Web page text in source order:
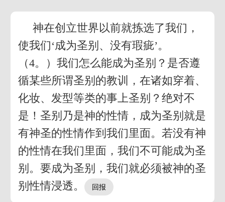
神在创立世界以前就拣选了我们，
使我们‘成为圣别、没有瑕疵’。
（4。）我们怎么能成为圣别？是否遵
循某些所谓圣别的教训，在诸如穿着、
化妆、发型等类的事上圣别？绝对不
是！圣别乃是神的性情，成为圣别就是
有神圣的性情作到我们里面。若没有神
的性情在我们里面，我们不可能成为圣
别。要成为圣别，我们就必须被神的圣
别性情浸透。